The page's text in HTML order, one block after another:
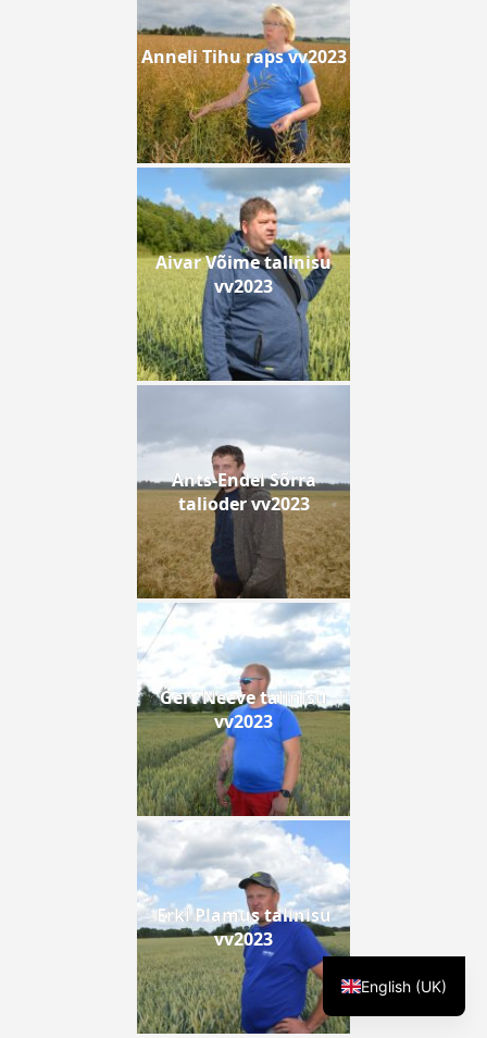
Anneli Tihu raps vv2023
Aivar Võime talinisu
vv2023
Ants-Endel Sõrra
talioder vv2023
Gert Neeve talinisu
vv2023
Erki Plamus talinisu
vv2023
English (UK)